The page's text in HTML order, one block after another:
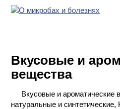
ХИМИЧЕСКАЯ
ПОСУДА
ВРЕДНЫЕ
Вкусовые и
вещества
Вкусовые и ароматические
натуральные и